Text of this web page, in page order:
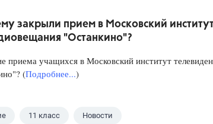
закрыли прием в Московский
"Останкино"?
приема учащихся в Московский институт
(Подробнее...)
11 класс Новости